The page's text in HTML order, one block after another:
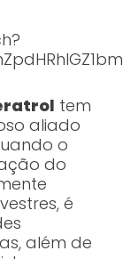
tem
aliado
o
do
é
além de